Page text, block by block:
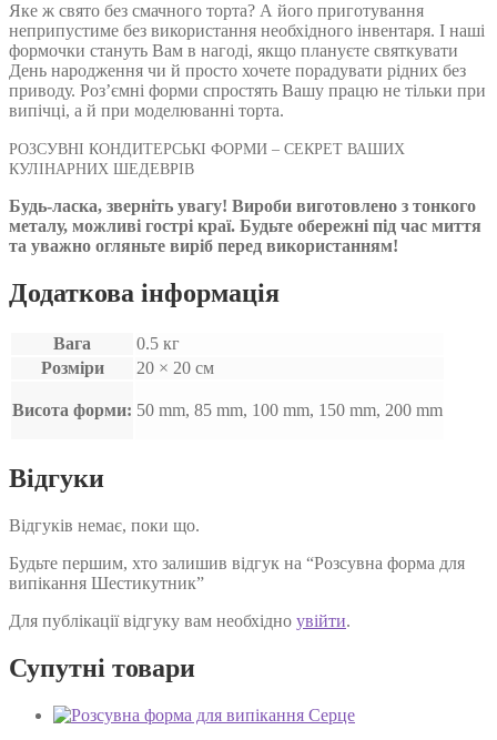
Яке ж свято без смачного торта? А його приготування
неприпустиме без використання необхідного інвентаря. І наші
формочки стануть Вам в нагоді, якщо плануєте святкувати
День народження чи й просто хочете порадувати рідних без
приводу. Роз’ємні форми спростять Вашу працю не тільки при
випічці, а й при моделюванні торта.
РОЗСУВНІ КОНДИТЕРСЬКІ ФОРМИ – СЕКРЕТ ВАШИХ
КУЛІНАРНИХ ШЕДЕВРІВ
Будь-ласка, зверніть увагу! Вироби виготовлено з тонкого
металу, можливі гострі краї. Будьте обережні під час миття
та уважно огляньте виріб перед використанням!
Додаткова інформація
Вага
0.5 кг
Розміри
20 × 20 см
Висота форми: 50 mm, 85 mm, 100 mm, 150 mm, 200 mm
Відгуки
Відгуків немає, поки що.
Будьте першим, хто залишив відгук на “Розсувна форма для
випікання Шестикутник”
Для публікації відгуку вам необхідно увійти.
Супутні товари